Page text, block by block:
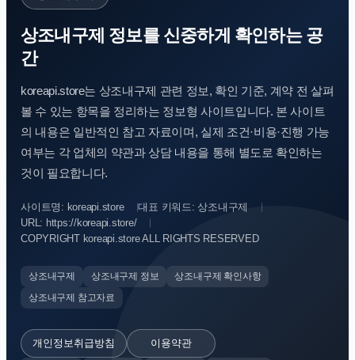
상조내구제 정보를 신중하게 확인하는 공
간
koreapi.store는 상조내구제 관련 정보, 확인 기준, 계약 전 살펴
볼 수 있는 항목을 정리하는 정보형 사이트입니다. 본 사이트
의 내용은 일반적인 참고 자료이며, 실제 조건·비용·진행 가능
여부는 각 업체의 약관과 상담 내용을 통해 별도로 확인하는
것이 필요합니다.
사이트명: koreapi.store
대표 키워드: 상조내구제
URL: https://koreapi.store/
COPYRIGHT koreapi.store ALL RIGHTS RESERVED
상조내구제 상조내구제 정보
상조내구제 확인사항
상조내구제 참고자료
개인정보취급방침 이용약관